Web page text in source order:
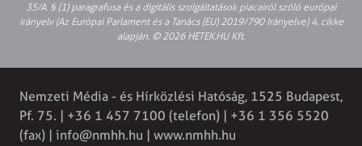
35/A. § (1) paragrafusa és a digitális szolgáltatások piacairól szóló európai
irányelv (Az Európai Parlament és a Tanács (EU) 2019/790 Irányelve) 4. cikke
alapján. © 2026 HETEK.HU Kft.
Nemzeti Média - és Hírközlési Hatóság, 1525 Budapest,
Pf. 75. | +36 1 457 7100 (telefon) | +36 1 356 5520
(fax) | info@nmhh.hu | www.nmhh.hu